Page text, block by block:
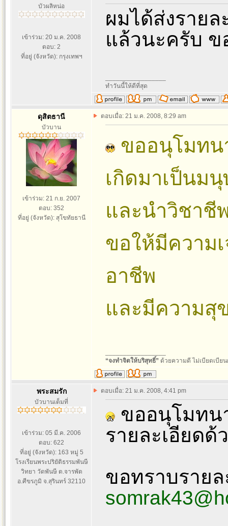
บัวผลิหน่อ
เข้าร่วม: 20 ม.ค. 2008
ตอบ: 2
ที่อยู่ (จังหวัด): กรุงเทพฯ
ผมได้ส่งรายล
แล้วนะครับ
ทำวันนี้ให้ดีที่สุด
ดุสิตธานี
บัวบาน
เข้าร่วม: 21 ก.ย. 2007
ตอบ: 352
ที่อยู่ (จังหวัด): สุโขทัยธานี
ตอบเมื่อ: 21 ม.ค. 2008, 8:29 am
ขออนุโมทน
เกิดมาเป็นม
และนำวิชาชี
ขอให้มีความ
อาชีพ
และมีความสุ
“จงทำจิตให้บริสุทธิ์” ด้วยความดี ไม่เบียดเบีย
พระสมรัก
บัวบานเต็มที่
เข้าร่วม: 05 มี.ค. 2006
ตอบ: 622
ที่อยู่ (จังหวัด): 163 หมู่ 5
โรงเรียนพระปริยัติธรรมพันษี
วิทยา วัดพันษี ต.จารพัต
อ.ศีขรภูมิ จ.สุรินทร์ 32110
ตอบเมื่อ: 21 ม.ค. 2008, 4:41 pm
ขออนุโมทน
รายละเอียดด้
ขอทราบรายล